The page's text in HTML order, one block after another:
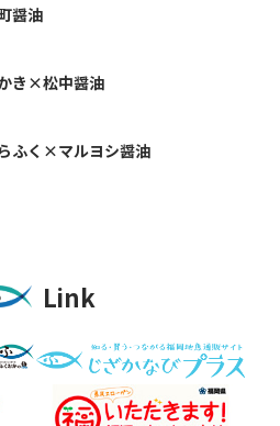
醤油
き×松中醤油
ふく×マルヨシ醤油
Link